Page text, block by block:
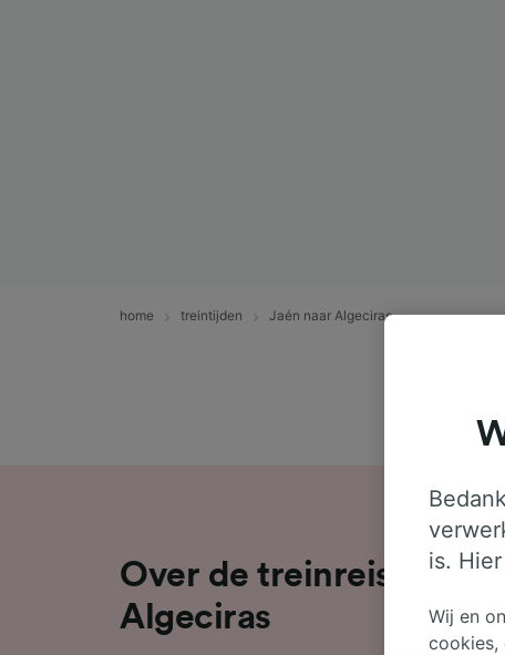
home treintijden Jaén naar Algeciras
Over de treinreis van
Algeciras
is.
Wij en
cookies,